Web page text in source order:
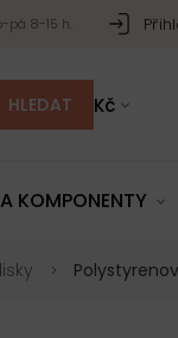
pá 8-15 h.
HLEDAT Kč
KOMPONENTY